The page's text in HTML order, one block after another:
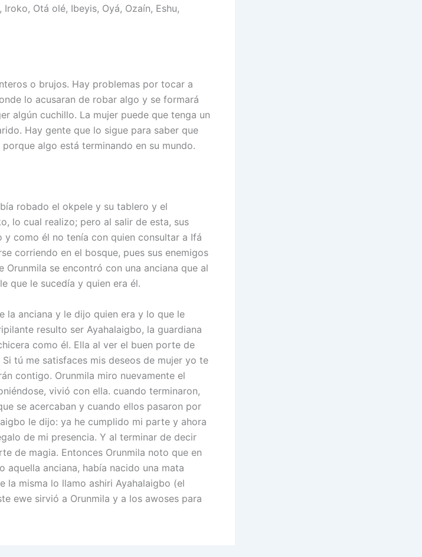
Otá olé, Ibeyis, Oyá, Ozaín, Eshu,
o brujos. Hay problemas por tocar a
lo acusaran de robar algo y se formará
algún cuchillo. La mujer puede que tenga un
Hay gente que lo sigue para saber que
algo está terminando en su mundo.
robado el okpele y su tablero y el
lo cual realizo; pero al salir de esta, sus
y como él no tenía con quien consultar a Ifá
corriendo en el bosque, pues sus enemigos
Orunmila se encontró con una anciana que al
que le sucedía y quien era él.
la anciana y le dijo quien era y lo que le
resulto ser Ayahalaigbo, la guardiana
como él. Ella al ver el buen porte de
tú me satisfaces mis deseos de mujer yo te
contigo. Orunmila miro nuevamente el
vivió con ella. cuando terminaron,
se acercaban y cuando ellos pasaron por
le dijo: ya he cumplido mi parte y ahora
de mi presencia. Y al terminar de decir
de magia. Entonces Orunmila noto que en
aquella anciana, había nacido una mata
la misma lo llamo ashiri Ayahalaigbo (el
ewe sirvió a Orunmila y a los awoses para